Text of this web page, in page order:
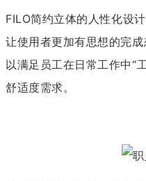
FILO简约立体的人性化设
让使用者更加有思想的完成
以满足员工在日常工作中“
舒适度需求。